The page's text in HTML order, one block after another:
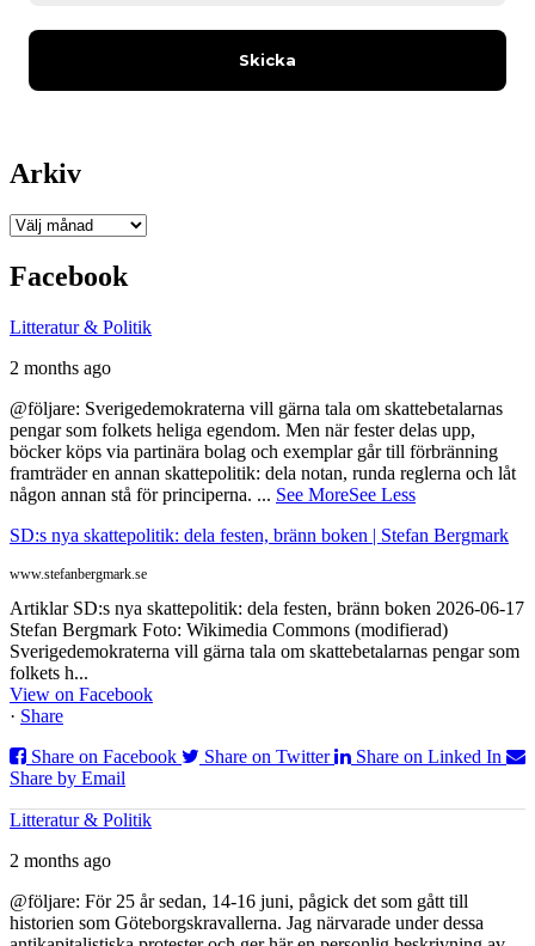
Arkiv
Arkiv
Facebook
Litteratur & Politik
2 months ago
@följare: Sverigedemokraterna vill gärna tala om skattebetalarnas
pengar som folkets heliga egendom. Men när fester delas upp,
böcker köps via partinära bolag och exemplar går till förbränning
framträder en annan skattepolitik: dela notan, runda reglerna och låt
någon annan stå för principerna. ... See MoreSee Less
SD:s nya skattepolitik: dela festen, bränn boken | Stefan Bergmark
www.stefanbergmark.se
Artiklar SD:s nya skattepolitik: dela festen, bränn boken 2026-06-17
Stefan Bergmark Foto: Wikimedia Commons (modifierad)
Sverigedemokraterna vill gärna tala om skattebetalarnas pengar som
folkets h...
View on Facebook
· Share
Share on Facebook
Share on Twitter
Share on Linked In
Share by Email
Litteratur & Politik
2 months ago
@följare: För 25 år sedan, 14-16 juni, pågick det som gått till
historien som Göteborgskravallerna. Jag närvarade under dessa